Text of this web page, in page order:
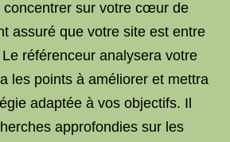
concentrer sur votre cœur de
assuré que votre site est entre
référenceur analysera votre
les points à améliorer et mettra
adaptée à vos objectifs. Il
approfondies sur les